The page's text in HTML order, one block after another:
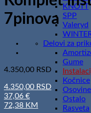
KNOTT
SPP
Valeryd
Delovi za
Gume
Kočnice
Osovine
Ostalo
Rasveta
7pinova
4.350,00 RSD
4.350,00 RSD
37,06 €
72,38 KM